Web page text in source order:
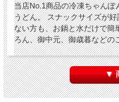
当店No.1商品の冷凍ちゃん
うどん。 スナックサイズが
ない方も、お鍋と水だけで簡
ろん、御中元、御歳暮などの
商品仕様 ▼